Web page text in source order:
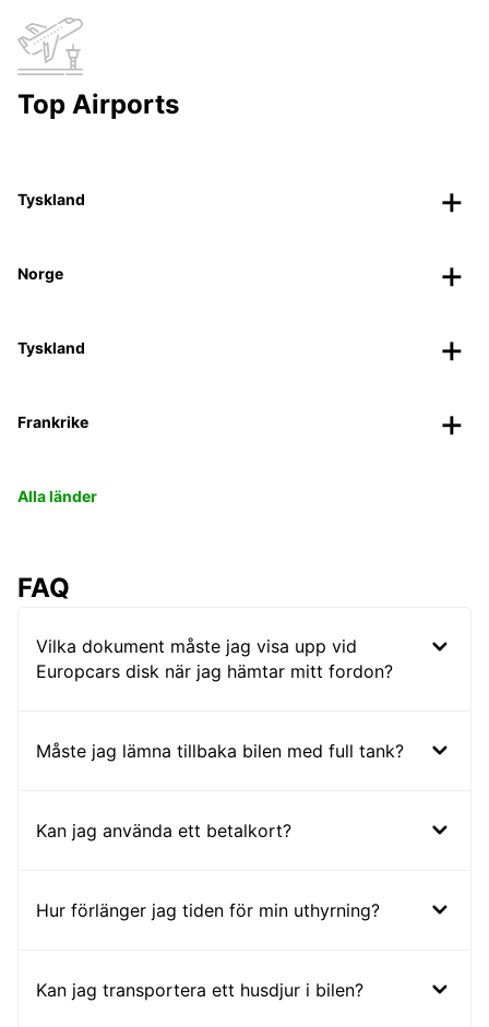
Top Airports
Tyskland
Norge
Tyskland
Frankrike
Alla länder
FAQ
Vilka dokument måste jag visa upp vid
Europcars disk när jag hämtar mitt fordon?
Måste jag lämna tillbaka bilen med full tank?
Kan jag använda ett betalkort?
Hur förlänger jag tiden för min uthyrning?
Kan jag transportera ett husdjur i bilen?